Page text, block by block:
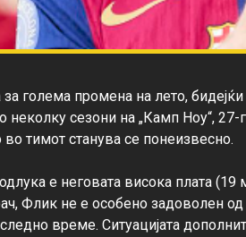
голема промена на лето,
сезони на „Камп Ноу“,
тимот станува се понеизвесно.
е неговата висока плата
Флик не е особено задоволен
време. Ситуацијата